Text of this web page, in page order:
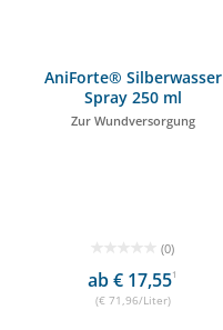
AniForte® Silberwasser
Spray 250 ml
Zur Wundversorgung
(0)
ab € 17,551
(€ 71,96/Liter)